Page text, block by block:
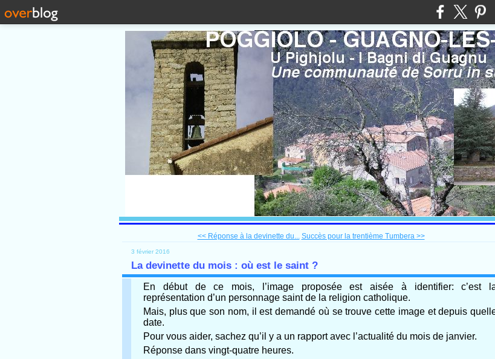
<< Réponse à la devinette du... Succès pour la trentième Tumbera >>
3 février 2016
La devinette du mois : où est le saint ?
En début de ce mois, l’image proposée est aisée à identifier: c’est
représentation d’un personnage saint de la religion catholique.
Mais, plus que son nom, il est demandé où se trouve cette image et depuis
date.
Pour vous aider, sachez qu’il y a un rapport avec l’actualité du mois de janvier.
Réponse dans vingt-quatre heures.